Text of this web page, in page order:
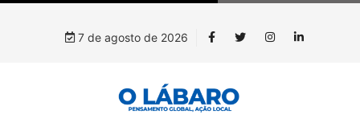
7 de agosto de 2026